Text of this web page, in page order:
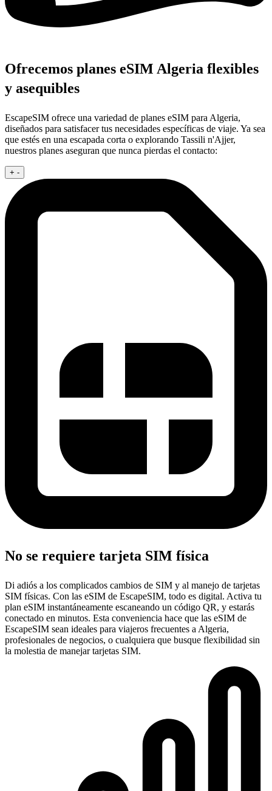
Ofrecemos planes eSIM Algeria flexibles
y asequibles
EscapeSIM ofrece una variedad de planes eSIM para Algeria,
diseñados para satisfacer tus necesidades específicas de viaje. Ya sea
que estés en una escapada corta o explorando Tassili n'Ajjer,
nuestros planes aseguran que nunca pierdas el contacto:
+ -
No se requiere tarjeta SIM física
Di adiós a los complicados cambios de SIM y al manejo de tarjetas
SIM físicas. Con las eSIM de EscapeSIM, todo es digital. Activa tu
plan eSIM instantáneamente escaneando un código QR, y estarás
conectado en minutos. Esta conveniencia hace que las eSIM de
EscapeSIM sean ideales para viajeros frecuentes a Algeria,
profesionales de negocios, o cualquiera que busque flexibilidad sin
la molestia de manejar tarjetas SIM.